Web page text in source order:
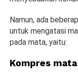
Namun, ada
untuk mengatasi
pada mata, yaitu:
Kompres